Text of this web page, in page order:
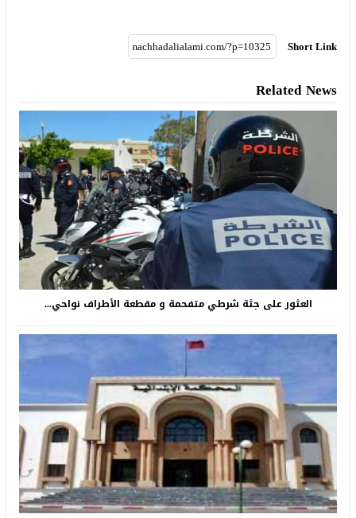
Short Link
Related News
العثور على جثة شرطي متفحمة و مقطعة الأطراف نواحي...